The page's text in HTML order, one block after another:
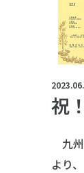
祝
九
より